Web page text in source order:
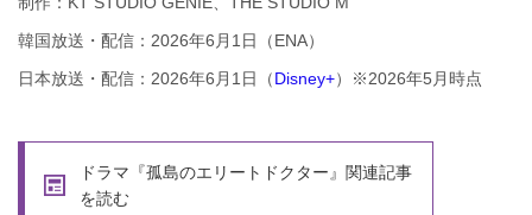
韓国放送・配信：2026年6月1日（ENA）
日本放送・配信：2026年6月1日（Disney+）※2026年5月時点
ドラマ『孤島のエリートドクター』関連記事
を読む